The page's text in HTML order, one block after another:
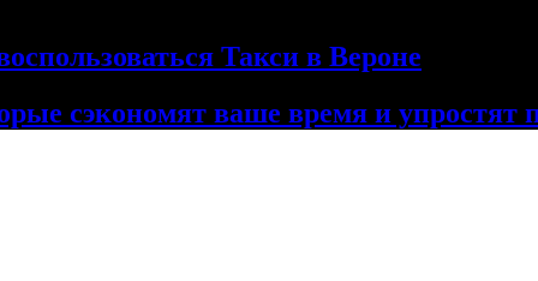
Такси в Вероне
сэкономят ваше время и упростят